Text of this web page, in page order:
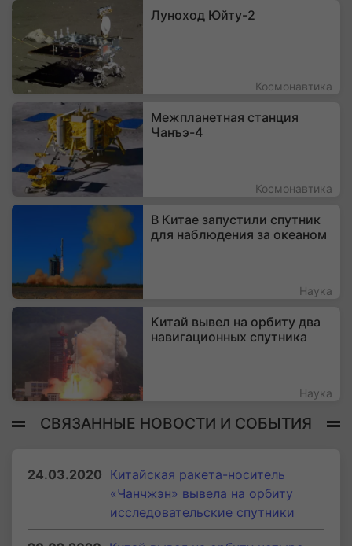
Луноход Юйту-2
Космонавтика
Межпланетная станция
Чанъэ-4
Космонавтика
В Китае запустили спутник
для наблюдения за океаном
Наука
Китай вывел на орбиту два
навигационных спутника
Наука
СВЯЗАННЫЕ НОВОСТИ И СОБЫТИЯ
24.03.2020 Китайская ракета-носитель
«Чанчжэн» вывела на орбиту
исследовательские спутники